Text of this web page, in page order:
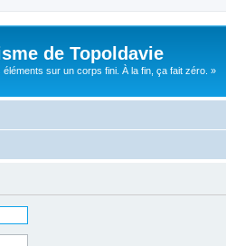
de Topoldavie
sur un corps fini. À la fin, ça fait zéro. »